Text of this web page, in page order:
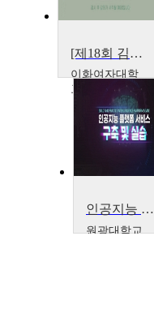
[제18회 김옥길기념강좌] 인공지능, 감정, 휴머니즘(Human-Compatible Artificial Intelligence’)’
이화여자대학
교
스튜어드 러
인공지능 플랫폼 서비스 구축 및 실습
원광대학교